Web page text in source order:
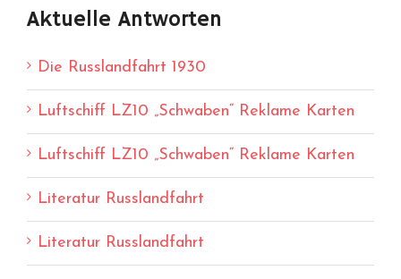
Aktuelle Antworten
Die Russlandfahrt 1930
Luftschiff LZ10 „Schwaben“ Reklame Karten
Luftschiff LZ10 „Schwaben“ Reklame Karten
Literatur Russlandfahrt
Literatur Russlandfahrt